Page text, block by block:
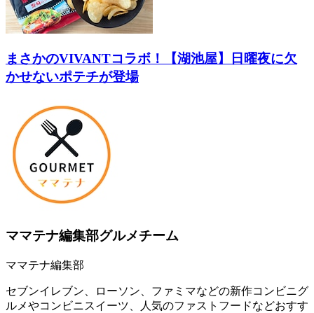
まさかのVIVANTコラボ！【湖池屋】日曜夜に欠
かせないポテチが登場
ママテナ編集部グルメチーム
ママテナ編集部
セブンイレブン、ローソン、ファミマなどの新作コンビニグ
ルメやコンビニスイーツ、人気のファストフードなどおすす